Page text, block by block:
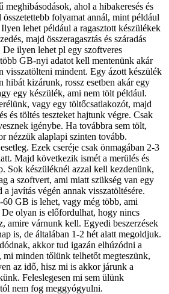
ahol a hibakeresés és
folyamat annál, mint például
lehet például a ragasztott készülékek
majd összeragasztás és száradás
ilyen lehet pl egy szoftveres
GB-nyi adatot kell mentenünk akár
visszatölteni mindent. Egy ázott készülék
hibát kizárunk, rossz esetben akár egy
egy készülék, ami nem tölt például.
vagy egy töltőcsatlakozót, majd
és töltés teszteket hajtunk végre. Csak
igénybe. Ha továbbra sem tölt,
nézzük alaplapi szinten tovább.
Ezek cseréje csak önmagában 2-3
Majd következik ismét a merülés és
Sok készüléknél azzal kell kezdenünk,
a szoftvert, ami miatt szükség van egy
a javítás végén annak visszatöltésére.
GB is lehet, vagy még több, ami
olyan is előfordulhat, hogy nincs
amire várnunk kell. Egyedi beszerzések
is, de általában 1-2 hét alatt megoldjuk.
akkor tud igazán elhúzódni a
mi minden tőlünk telhetőt megteszünk,
az idő, hisz mi is akkor járunk a
Feleslegesen mi sem ülünk
nem fog meggyógyulni.